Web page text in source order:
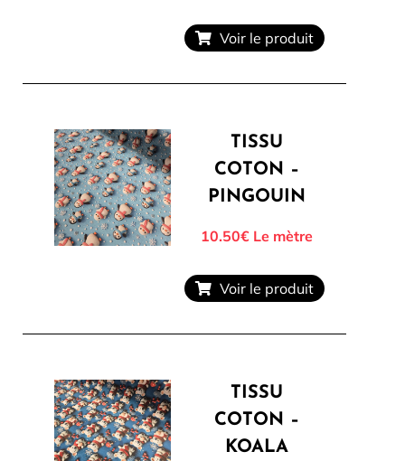
Voir le produit
TISSU
COTON –
PINGOUIN
10.50€Le mètre
Voir le produit
TISSU
COTON –
KOALA